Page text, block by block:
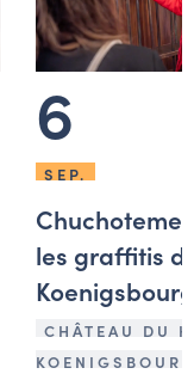
6
SEP.
les graffitis
Koenigsbourg
CHÂTEAU DU